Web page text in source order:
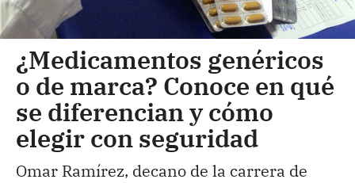
¿Medicamentos genéricos
o de marca? Conoce en qué
se diferencian y cómo
elegir con seguridad
Omar Ramírez, decano de la carrera de